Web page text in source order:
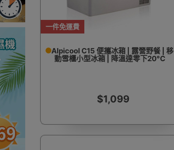
一件免運費
Alpicool C15 便攜冰箱 | 露營野餐 | 移
動雪櫃小型冰箱 | 降溫達零下20°C
$1,099